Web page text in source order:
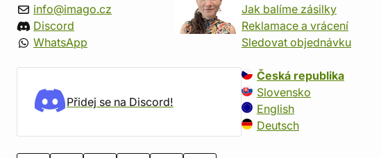
info@imago.cz
Discord
WhatsApp
Přidej se na Discord!
Jak balíme zásilky
Reklamace a vrácení
Sledovat objednávku
Česká republika
Slovensko
English
Deutsch